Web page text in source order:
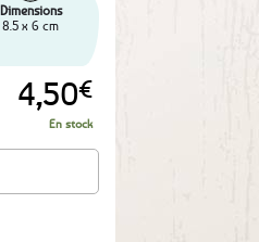
Dimensions
8.5 x 6 cm
4,50€
En stock